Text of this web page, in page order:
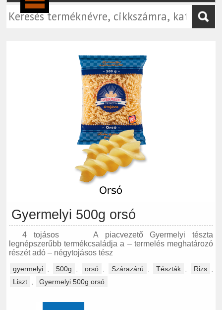
Gyermelyi 500g orsó
4 tojásos A piacvezető Gyermelyi tészta
legnépszerűbb termékcsaládja a – termelés meghatározó
részét adó – négytojásos tész
gyermelyi 500g orsó Szárazárú Tészták Rizs
Liszt
Gyermelyi 500g orsó